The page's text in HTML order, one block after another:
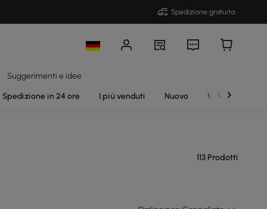
Spedizione gratuita
Suggerimenti e idee
Spedizione in 24 ore I più venduti Nuovo Vendite
113 Prodotti